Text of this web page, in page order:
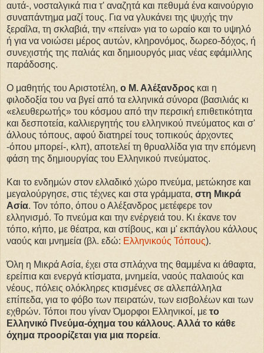
αυτά-, νοσταλγικά πια τ' αναζητά και πεθυμά ένα καινούργιο
συναπάντημα μαζί τους. Για να γλυκάνει της ψυχής την
ξεραΐλα, τη σκλαβιά, την «πείνα» για το ωραίο και το υψηλό
ή για να νοιώσει μέρος αυτών, κληρονόμος, δωρεο-δόχος, ή
συνεχιστής της παλιάς και δημιουργός μιας νέας εφάμιλλης
παράδοσης.
Ο μαθητής του Αριστοτέλη, ο Μ. Αλέξανδρος και η
φιλοδοξία του να βγεί από τα ελληνικά σύνορα (βασιλιάς κι
«ελευθερωτής» του κόσμου από την περσική επιθετικότητα
και δεσποτεία, καλλιεργητής του ελληνικού πνεύματος και σ'
άλλους τόπους, αφού διατηρεί τους τοπικούς άρχοντες
-όπου μπορεί-, κλπ), αποτελεί τη θρυαλλίδα για την επόμενη
φάση της δημιουργίας του Ελληνικού πνεύματος.
Και το ενδημών στον ελλαδικό χώρο πνεύμα, μετώκησε και
μεγαλούργησε, στις τέχνες και στα γράμματα, στη Μικρά
Ασία. Τον τόπο, όπου ο Αλέξανδρος μετέφερε τον
ελληνισμό. Το πνεύμα και την ενέργειά του. Κι έκανε τον
τόπο, κήπο, με θέατρα, και στίβους, και μ' εκπάγλου κάλλους
ναούς και μνημεία (βλ. εδώ: Ελληνικούς Τόπους).
Όλη η Μικρά Ασία, έχει στα σπλάχνα της θαμμένα κι άθαφτα,
ερείπια και ενεργά κτίσματα, μνημεία, ναούς παλαιούς και
νέους, πόλεις ολόκληρες κτισμένες σε αλλεπάλληλα
επίπεδα, για το φόβο των πειρατών, των εισβολέων και των
εχθρών. Τόποι που γίναν Όμορφοι Ελληνικοί, με το
Ελληνικό Πνεύμα-όχημα του κάλλους. Αλλά το κάθε
όχημα προορίζεται για μια πορεία.